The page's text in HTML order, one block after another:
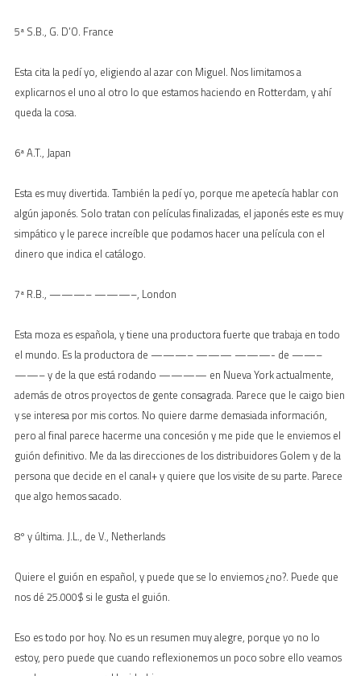
5ª S.B., G. D’O. France
Esta cita la pedí yo, eligiendo al azar con Miguel. Nos limitamos a
explicarnos el uno al otro lo que estamos haciendo en Rotterdam, y ahí
queda la cosa.
6ª A.T., Japan
Esta es muy divertida. También la pedí yo, porque me apetecía hablar con
algún japonés. Solo tratan con películas finalizadas, el japonés este es muy
simpático y le parece increíble que podamos hacer una película con el
dinero que indica el catálogo.
7ª R.B., ———– ———–, London
Esta moza es española, y tiene una productora fuerte que trabaja en todo
el mundo. Es la productora de ———– ——— ———- de ——–
——– y de la que está rodando ———— en Nueva York actualmente,
además de otros proyectos de gente consagrada. Parece que le caigo bien
y se interesa por mis cortos. No quiere darme demasiada información,
pero al final parece hacerme una concesión y me pide que le enviemos el
guión definitivo. Me da las direcciones de los distribuidores Golem y de la
persona que decide en el canal+ y quiere que los visite de su parte. Parece
que algo hemos sacado.
8º y última. J.L., de V., Netherlands
Quiere el guión en español, y puede que se lo enviemos ¿no?. Puede que
nos dé 25.000$ si le gusta el guión.
Eso es todo por hoy. No es un resumen muy alegre, porque yo no lo
estoy, pero puede que cuando reflexionemos un poco sobre ello veamos